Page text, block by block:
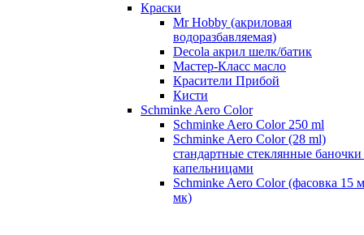
Краски
Mr Hobby (акриловая
водоразбавляемая)
Decola акрил шелк/батик
Мастер-Класс масло
Красители Прибой
Кисти
Schminke Aero Color
Schminke Aero Color 250 ml
Schminke Aero Color (28 ml)
стандартные стеклянные баночки
капельницами
Schminke Aero Color (фасовка 15
мк)